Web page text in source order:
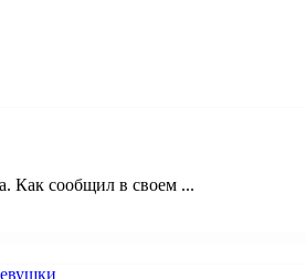
Как сообщил в своем ...